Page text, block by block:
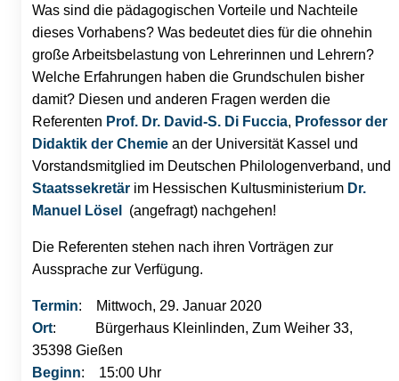
Was sind die pädagogischen Vorteile und Nachteile
dieses Vorhabens? Was bedeutet dies für die ohnehin
große Arbeitsbelastung von Lehrerinnen und Lehrern?
Welche Erfahrungen haben die Grundschulen bisher
damit? Diesen und anderen Fragen werden die
Referenten Prof. Dr. David-S. Di Fuccia, Professor der
Didaktik der Chemie an der Universität Kassel und
Vorstandsmitglied im Deutschen Philologenverband, und
Staatssekretär im Hessischen Kultusministerium Dr.
Manuel Lösel
(angefragt) nachgehen!
Die Referenten stehen nach ihren Vorträgen zur
Aussprache zur Verfügung.
Termin: Mittwoch, 29. Januar 2020
Ort: Bürgerhaus Kleinlinden, Zum Weiher 33,
35398 Gießen
Beginn: 15:00 Uhr